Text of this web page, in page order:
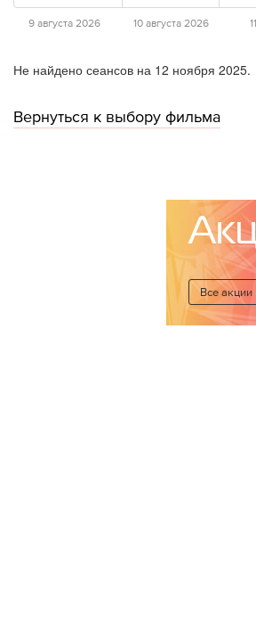
9 августа 2026 10 августа 2026
Не найдено сеансов на 12 ноября 2025.
Вернуться к выбору фильма
Все акции